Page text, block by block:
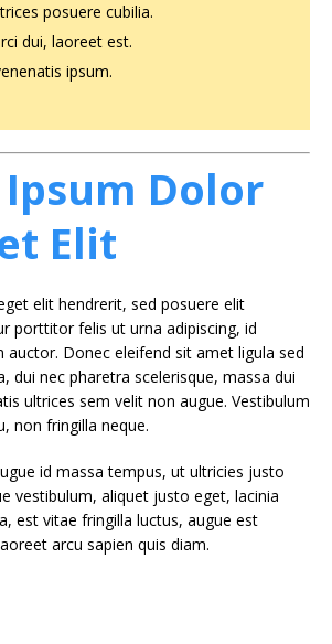
posuere cubilia.
dui, laoreet est.
ipsum.
Dolor
Elit
elit hendrerit, sed posuere elit
auctor. Donec eleifend sit amet ligula sed
dui nec pharetra scelerisque, massa dui
sem velit non augue. Vestibulum
non fringilla neque.
vestibulum, aliquet justo eget, lacinia
arcu sapien quis diam.